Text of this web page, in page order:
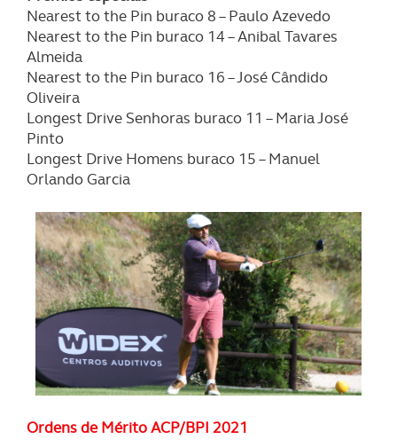
Nearest to the Pin buraco 8 – Paulo Azevedo
Nearest to the Pin buraco 14 – Anibal Tavares
Almeida
Nearest to the Pin buraco 16 – José Cândido
Oliveira
Longest Drive Senhoras buraco 11 – Maria José
Pinto
Longest Drive Homens buraco 15 – Manuel
Orlando Garcia
Ordens de Mérito ACP/BPI 2021